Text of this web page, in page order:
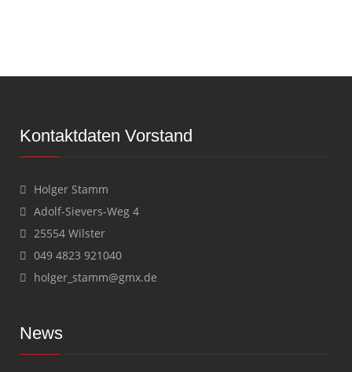
Kontaktdaten Vorstand
Holger Stamm
Adolf-Sievers-Weg 4
25554 Wilster
049 4823 921040
holger_stamm@gmx.de
News